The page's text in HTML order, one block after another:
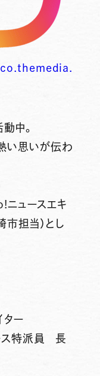
中。
い思いが伝わ
ュースエキ
市担当）とし
ター
ス特派員 長